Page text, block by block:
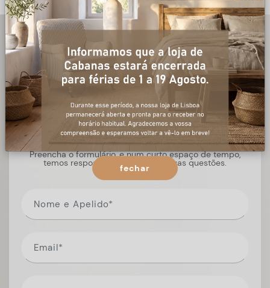
+ informações
Preencha o formulário, e num curto espaço de tempo,
temos respostas para todas as suas questões.
fechar